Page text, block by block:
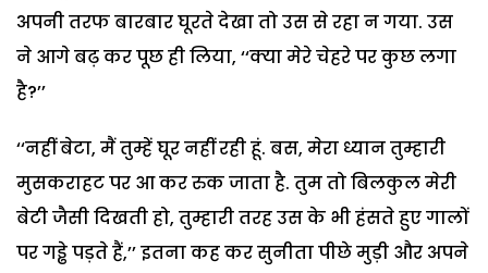
अपनी तरफ बारबार घूरते देखा तो उस से रहा न गया. उस
ने आगे बढ़ कर पूछ ही लिया, ‘‘क्या मेरे चेहरे पर कुछ लगा
है?’’
‘‘नहीं बेटा, मैं तुम्हें घूर नहीं रही हूं. बस, मेरा ध्यान तुम्हारी
मुसकराहट पर आ कर रुक जाता है. तुम तो बिलकुल मेरी
बेटी जैसी दिखती हो, तुम्हारी तरह उस के भी हंसते हुए गालों
पर गड्ढे पड़ते हैं,’’ इतना कह कर सुनीता पीछे मुड़ी और अपने